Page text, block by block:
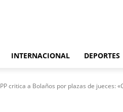
INTERNACIONAL DEPORTES
PP critica a Bolaños por plazas de jueces: